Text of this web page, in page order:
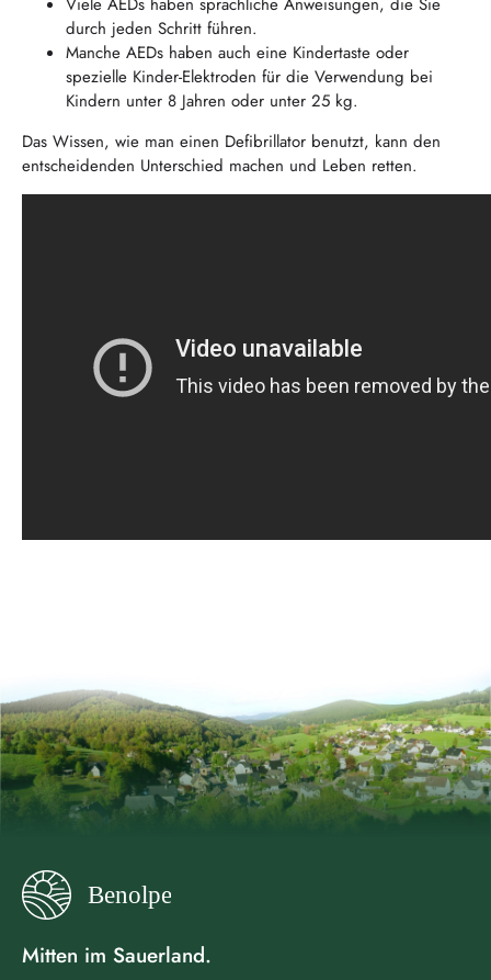
durch jeden Schritt führen.
Manche AEDs haben auch eine Kindertaste oder
spezielle Kinder-Elektroden für die Verwendung bei
Kindern unter 8 Jahren oder unter 25 kg.
Das Wissen, wie man einen Defibrillator benutzt, kann den
entscheidenden Unterschied machen und Leben retten.
Mitten im Sauerland.